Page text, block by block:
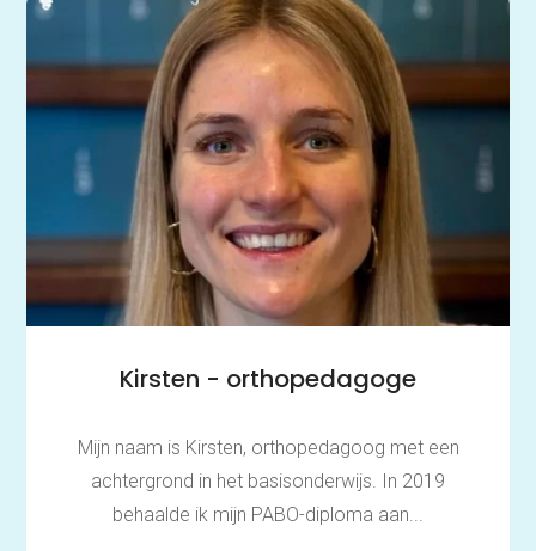
Kirsten - orthopedagoge
Mijn naam is Kirsten, orthopedagoog met een
achtergrond in het basisonderwijs. In 2019
behaalde ik mijn PABO-diploma aan...